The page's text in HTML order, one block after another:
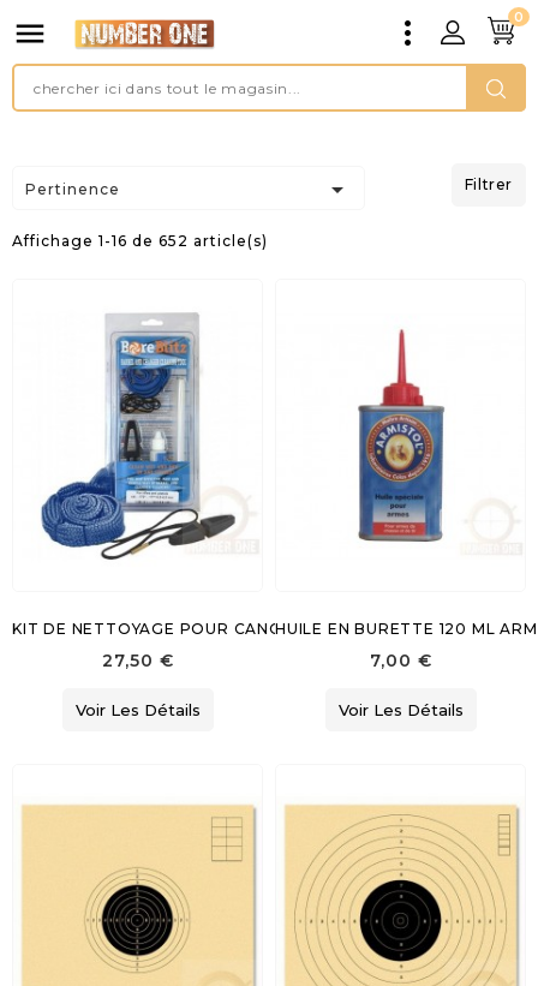
 0
Pertinence  Filtrer
Affichage 1-16 de 652 article(s)
KIT DE NETTOYAGE POUR CANON RAYE
27,50 €
Voir Les Détails
HUILE EN BURETTE 120 ML
7,00 €
Voir Les Détails